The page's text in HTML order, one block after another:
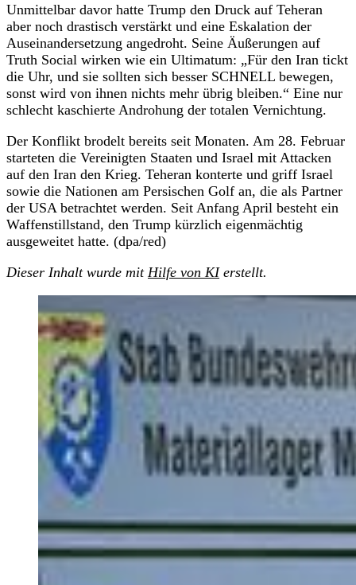
Unmittelbar davor hatte Trump den Druck auf Teheran
aber noch drastisch verstärkt und eine Eskalation der
Auseinandersetzung angedroht. Seine Äußerungen auf
Truth Social wirken wie ein Ultimatum: „Für den Iran tickt
die Uhr, und sie sollten sich besser SCHNELL bewegen,
sonst wird von ihnen nichts mehr übrig bleiben.“ Eine nur
schlecht kaschierte Androhung der totalen Vernichtung.
Der Konflikt brodelt bereits seit Monaten. Am 28. Februar
starteten die Vereinigten Staaten und Israel mit Attacken
auf den Iran den Krieg. Teheran konterte und griff Israel
sowie die Nationen am Persischen Golf an, die als Partner
der USA betrachtet werden. Seit Anfang April besteht ein
Waffenstillstand, den Trump kürzlich eigenmächtig
ausgeweitet hatte. (dpa/red)
Dieser Inhalt wurde mit Hilfe von KIerstellt.